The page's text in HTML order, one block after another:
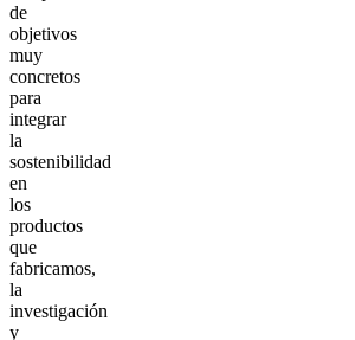
de
objetivos
muy
concretos
para
integrar
la
sostenibilidad
en
los
productos
que
fabricamos,
la
investigación
y